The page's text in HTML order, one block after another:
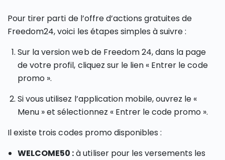
Pour tirer parti de l’offre d’actions gratuites de
Freedom24, voici les étapes simples à suivre :
Sur la version web de Freedom 24, dans la page
de votre profil, cliquez sur le lien « Entrer le code
promo ».
Si vous utilisez l’application mobile, ouvrez le «
Menu » et sélectionnez « Entrer le code promo ».
Il existe trois codes promo disponibles :
WELCOME50 :à utiliser pour les versements les